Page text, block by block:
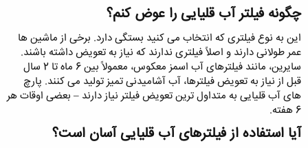
چگونه فیلتر آب قلیایی را عوض کنم؟
این به نوع فیلتری که انتخاب می کنید بستگی دارد. برخی از ماشین ها
عمر طولانی دارند و اصلاً فیلتری ندارند که نیاز به تعویض داشته باشند.
سایرین، مانند فیلترهای آب اسمز معکوس، معمولاً بین 6 ماه تا 2 سال
قبل از نیاز به تعویض فیلترها، آب آشامیدنی تمیز تولید می کنند. پارچ
های آب قلیایی به متداول ترین تعویض فیلتر نیاز دارند – بعضی اوقات هر
6 هفته.
آیا استفاده از فیلترهای آب قلیایی آسان است؟